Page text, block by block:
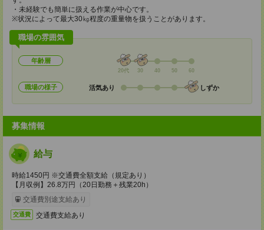
・未経験でも簡単に扱える作業が中心です。
※状況によって最大30㎏程度の重量物を扱うことがあります。
職場の雰囲気
年齢層
20代 30 40 50 60
職場の様子 活気あり しずか
募集情報
給与
時給1450円 ※交通費全額支給（規定あり）
【月収例】26.8万円（20日勤務＋残業20h）
交通費別途支給あり
交通費 交通費支給あり